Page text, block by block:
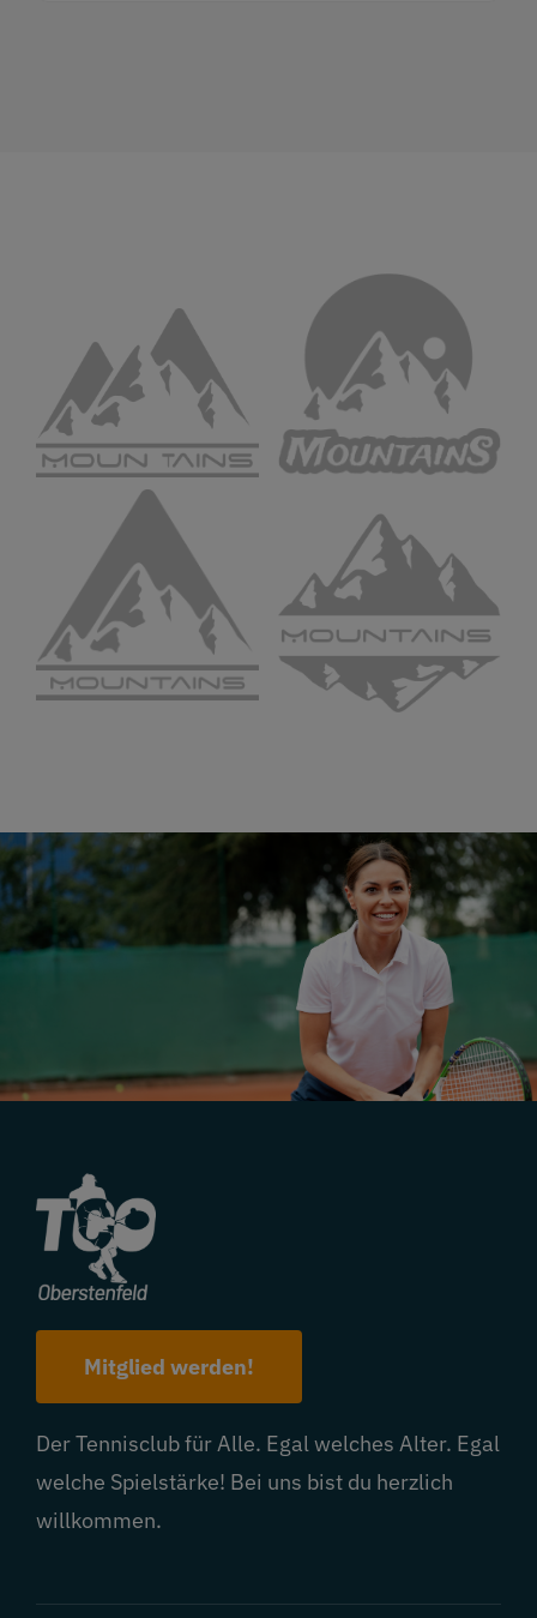
Mitglied werden!
Der Tennisclub für Alle. Egal welches Alter. Egal
welche Spielstärke! Bei uns bist du herzlich
willkommen.